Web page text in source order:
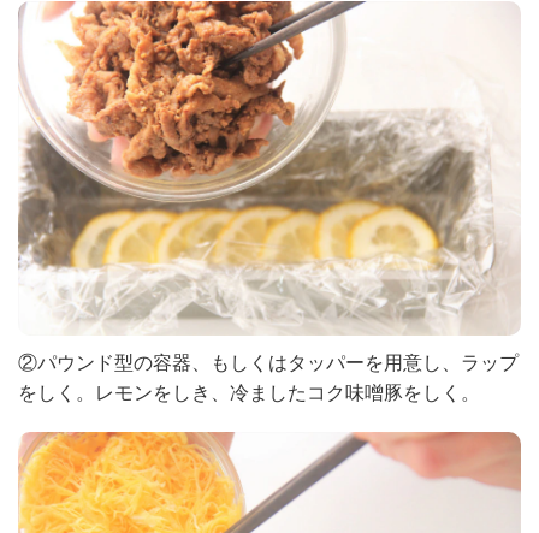
②パウンド型の容器、もしくはタッパーを用意し、ラップ
をしく。レモンをしき、冷ましたコク味噌豚をしく。